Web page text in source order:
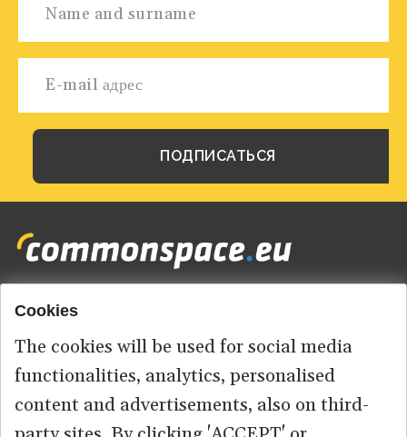
Footer
menu
HOME
ABOUT US
КОНТАКТ
Cookies
The cookies will be used for social media
functionalities, analytics, personalised
content and advertisements, also on third-